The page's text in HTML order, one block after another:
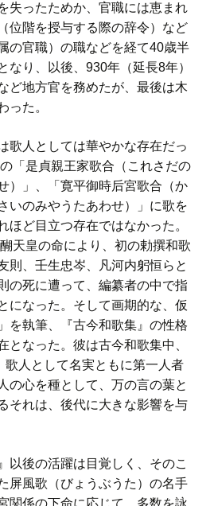
失ったためか、官職には恵まれ
位階を授与する際の辞令）など
の官職）の職などを経て40歳半
なり、以後、930年（延長8年）
ど地方官を務めたが、最後は木
った。
歌人としては華やかな存在だっ
「是貞親王家歌合（これさだの
）」、「寛平御時后宮歌合（か
いのみやうたあわせ）」に歌を
ほど目立つ存在ではなかった。
天皇の命により、初の勅撰和歌
則、壬生忠岑、凡河内躬恒らと
の死に遭って、編纂者の中で指
になった。そして画期的な、仮
を執筆、『古今和歌集』の性格
となった。彼は古今和歌集中、
歌人として名実ともに第一人者
の心を種として、万の言の葉と
それは、後代に大きな影響を与
後の活躍は目覚しく、そのこ
屏風歌（びょうぶうた）の名手
関係の下命に応じて、多数を詠